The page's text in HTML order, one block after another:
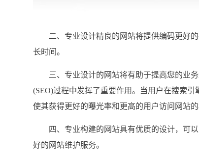
二、专业设计精良的网站将提供编码更好的
长时间。
三、专业设计的网站将有助于提高您的业务
(SEO)过程中发挥了重要作用。当用户在搜索
使其获得更好的曝光率和更高的用户访问网站的
四、专业构建的网站具有优质的设计，可以
好的网站维护服务。